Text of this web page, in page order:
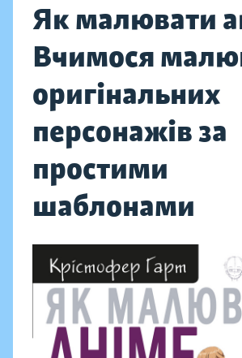
Як малювати
Вчимося
оригінальних
персонажів за
простими
шаблонами